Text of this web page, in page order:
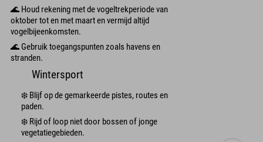
🌊 Houd rekening met de vogeltrekperiode van
oktober tot en met maart en vermijd altijd
vogelbijeenkomsten.
🌊 Gebruik toegangspunten zoals havens en
stranden.
Wintersport
❄️ Blijf op de gemarkeerde pistes, routes en
paden.
❄️ Rijd of loop niet door bossen of jonge
vegetatiegebieden.